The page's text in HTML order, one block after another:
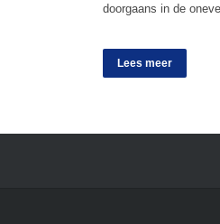
doorgaans in de
Lees meer